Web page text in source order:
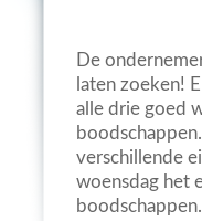
De
laten zoeken!
alle drie goed
verschillende
woensdag het